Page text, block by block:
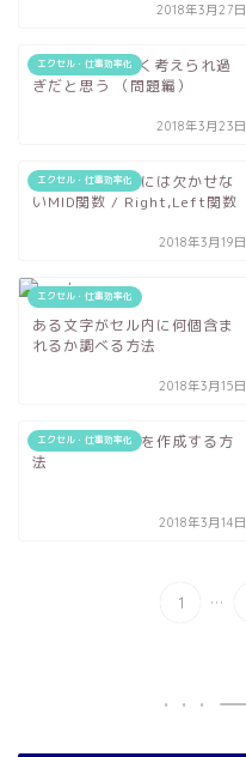
2018年3月27日
エクセル・仕事効率化
If関数って難しく考えられ過
ぎだと思う （問題編）
2018年3月23日
エクセル・仕事効率化
文字の抜き出しには欠かせな
いMID関数 / Right,Left関数
2018年3月19日
エクセル・仕事効率化
ある文字がセル内に何個含ま
れるか調べる方法
2018年3月15日
エクセル・仕事効率化
サンプルデータを作成する方
法
2018年3月14日
1 ...